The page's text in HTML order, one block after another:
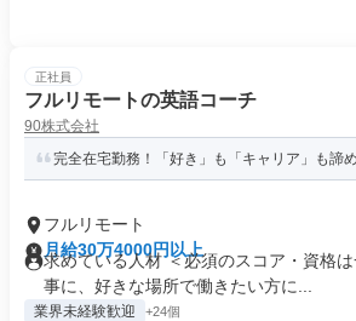
正社員
フルリモートの英語コーチ
90株式会社
完全在宅勤務！「好き」も「キャリア」も諦
フルリモート
月給30万4000円以上
求めている人材 ＜必須のスコア・資格
事に、好きな場所で働きたい方に...
業界未経験歓迎 +24個